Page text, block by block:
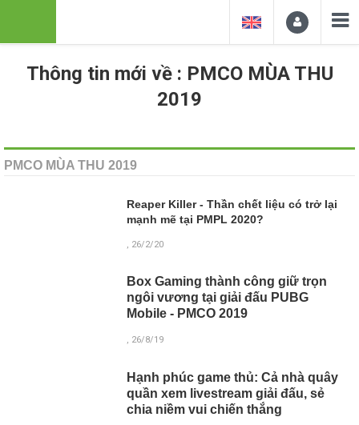
Thông tin mới về : PMCO MÙA THU
2019
PMCO MÙA THU 2019
Reaper Killer - Thần chết liệu có trở lại
mạnh mẽ tại PMPL 2020?
, 26/2/20
Box Gaming thành công giữ trọn
ngôi vương tại giải đấu PUBG
Mobile - PMCO 2019
, 26/8/19
Hạnh phúc game thủ: Cả nhà quây
quần xem livestream giải đấu, sẻ
chia niềm vui chiến thắng